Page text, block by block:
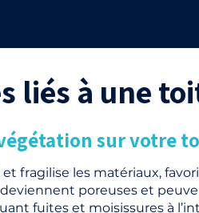
liés à une
sur votre
fragilise les matériaux,
poreuses et
fuites et moisissures à